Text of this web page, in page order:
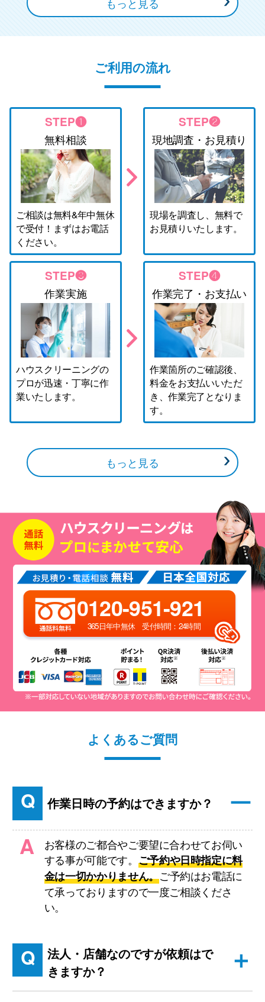
ご利用の流れ
STEP❶
無料相談
ご相談は無料&年中無休
で受付！まずはお電話
ください。
STEP❷
現地調査・お見積り
現場を調査し、無料で
お見積りいたします。
STEP❸
作業実施
ハウスクリーニングの
プロが迅速・丁寧に作
業いたします。
STEP❹
作業完了・お支払い
作業箇所のご確認後、
料金をお支払いいただ
き、作業完了となりま
す。
もっと見る
0120-951-921
365日年中無休 受付時間：24時間
よくあるご質問
Q 作業日時の予約はできますか？
A
お客様のご都合やご要望に合わせてお伺い
する事が可能です。 ご予約や日時指定に料
金は一切かかりません。ご予約はお電話に
て承っておりますので一度ご相談くださ
い。
Q
法人・店舗なのですが依頼はで
きますか？